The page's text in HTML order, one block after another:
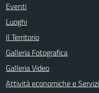
Eventi
Luoghi
Il Territorio
Galleria Fotografica
Galleria Video
Attività economiche e Servizi